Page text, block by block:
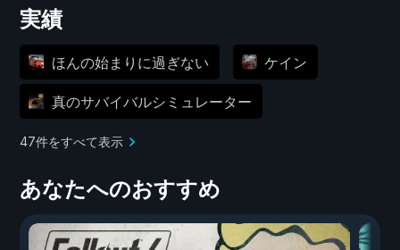
実績
ほんの始まりに過ぎない ケイン
真のサバイバルシミュレーター
47件をすべて表示
あなたへのおすすめ